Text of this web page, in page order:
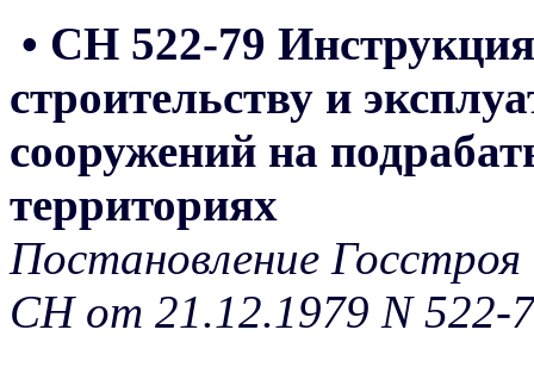
• СН 522-79
строительству и
сооружений на
территориях
Постановление
СН от 21.12.1979 N 522-